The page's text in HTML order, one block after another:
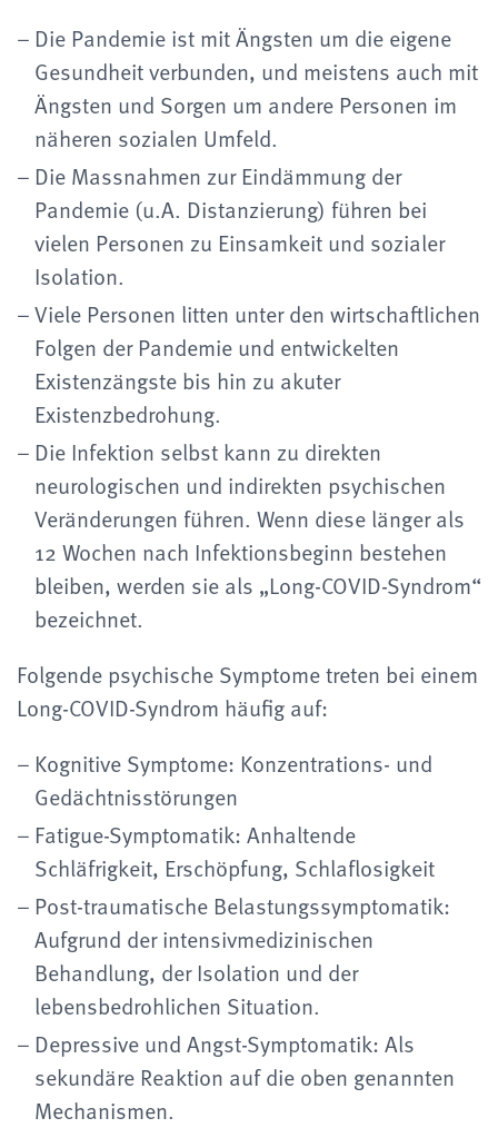
Die Pandemie ist mit Ängsten um die eigene
Gesundheit verbunden, und meistens auch mit
Ängsten und Sorgen um andere Personen im
näheren sozialen Umfeld.
Die Massnahmen zur Eindämmung der
Pandemie (u.A. Distanzierung) führen bei
vielen Personen zu Einsamkeit und sozialer
Isolation.
Viele Personen litten unter den wirtschaftlichen
Folgen der Pandemie und entwickelten
Existenzängste bis hin zu akuter
Existenzbedrohung.
Die Infektion selbst kann zu direkten
neurologischen und indirekten psychischen
Veränderungen führen. Wenn diese länger als
12 Wochen nach Infektionsbeginn bestehen
bleiben, werden sie als „Long-COVID-Syndrom“
bezeichnet.
Folgende psychische Symptome treten bei einem
Long-COVID-Syndrom häufig auf:
Kognitive Symptome: Konzentrations- und
Gedächtnisstörungen
Fatigue-Symptomatik: Anhaltende
Schläfrigkeit, Erschöpfung, Schlaflosigkeit
Post-traumatische Belastungssymptomatik:
Aufgrund der intensivmedizinischen
Behandlung, der Isolation und der
lebensbedrohlichen Situation.
Depressive und Angst-Symptomatik: Als
sekundäre Reaktion auf die oben genannten
Mechanismen.